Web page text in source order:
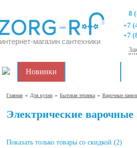
интернет-магазин сантехники
8
+7
+7
Новинки
Главная » Для кухни » Бытовая техника » Варочные
Электрические
Показать только товары со скидкой (2)